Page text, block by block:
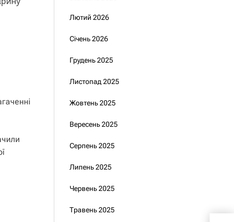
Лютий 2026
Січень 2026
Грудень 2025
Листопад 2025
Жовтень 2025
Вересень 2025
Серпень 2025
Липень 2025
Червень 2025
Травень 2025